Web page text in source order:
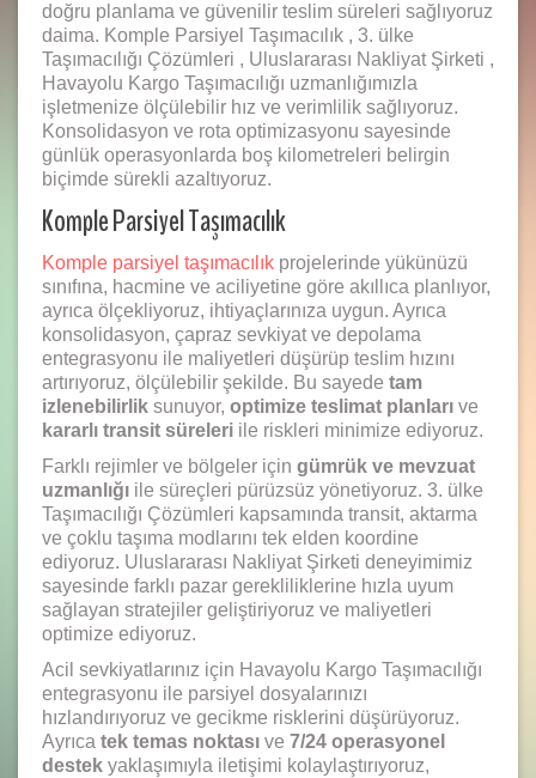
doğru planlama ve güvenilir teslim süreleri sağlıyoruz
daima. Komple Parsiyel Taşımacılık , 3. ülke
Taşımacılığı Çözümleri , Uluslararası Nakliyat Şirketi ,
Havayolu Kargo Taşımacılığı uzmanlığımızla
işletmenize ölçülebilir hız ve verimlilik sağlıyoruz.
Konsolidasyon ve rota optimizasyonu sayesinde
günlük operasyonlarda boş kilometreleri belirgin
biçimde sürekli azaltıyoruz.
Komple Parsiyel Taşımacılık
Komple parsiyel taşımacılık projelerinde yükünüzü
sınıfına, hacmine ve aciliyetine göre akıllıca planlıyor,
ayrıca ölçekliyoruz, ihtiyaçlarınıza uygun. Ayrıca
konsolidasyon, çapraz sevkiyat ve depolama
entegrasyonu ile maliyetleri düşürüp teslim hızını
artırıyoruz, ölçülebilir şekilde. Bu sayede tam
izlenebilirlik sunuyor, optimize teslimat planları ve
kararlı transit süreleri ile riskleri minimize ediyoruz.
Farklı rejimler ve bölgeler için gümrük ve mevzuat
uzmanlığı ile süreçleri pürüzsüz yönetiyoruz. 3. ülke
Taşımacılığı Çözümleri kapsamında transit, aktarma
ve çoklu taşıma modlarını tek elden koordine
ediyoruz. Uluslararası Nakliyat Şirketi deneyimimiz
sayesinde farklı pazar gerekliliklerine hızla uyum
sağlayan stratejiler geliştiriyoruz ve maliyetleri
optimize ediyoruz.
Acil sevkiyatlarınız için Havayolu Kargo Taşımacılığı
entegrasyonu ile parsiyel dosyalarınızı
hızlandırıyoruz ve gecikme risklerini düşürüyoruz.
Ayrıca tek temas noktası ve 7/24 operasyonel
destek yaklaşımıyla iletişimi kolaylaştırıyoruz,